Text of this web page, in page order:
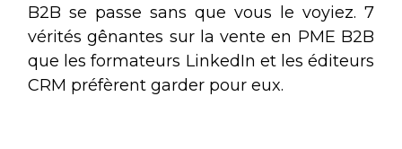
B2B se passe sans que vous le voyiez. 7
vérités gênantes sur la vente en PME B2B
que les formateurs LinkedIn et les éditeurs
CRM préfèrent garder pour eux.